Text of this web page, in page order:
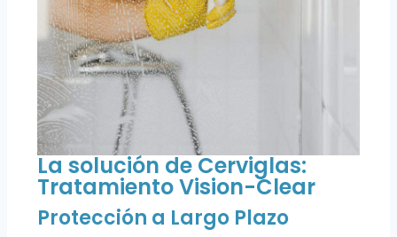
La solución de Cerviglas:
Tratamiento Vision-Clear
Protección a Largo Plazo